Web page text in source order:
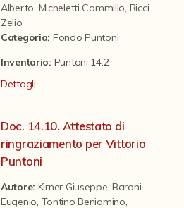
Alberto Micheletti Cammillo Ricci
Zelio
Categoria: Fondo Puntoni
Inventario: Puntoni 14.2
Dettagli
Doc. 14.10. Attestato di
ringraziamento per Vittorio
Puntoni
Autore: Kirner Giuseppe,Baroni
Eugenio, Tontino Beniamino,